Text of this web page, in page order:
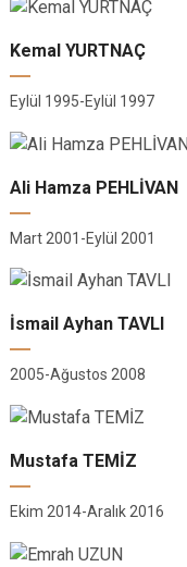
Kemal YURTNAÇ
Eylül 1995-Eylül 1997
Ali Hamza PEHLİVAN
Mart 2001-Eylül 2001
İsmail Ayhan TAVLI
2005-Ağustos 2008
Mustafa TEMİZ
Ekim 2014-Aralık 2016